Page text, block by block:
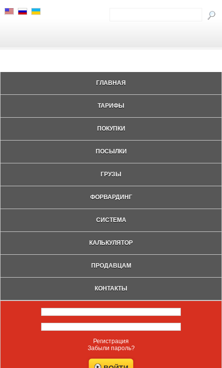
ГЛАВНАЯ
ТАРИФЫ
ПОКУПКИ
ПОСЫЛКИ
ГРУЗЫ
ФОРВАРДИНГ
СИСТЕМА
КАЛЬКУЛЯТОР
ПРОДАВЦАМ
КОНТАКТЫ
Регистрация
Забыли пароль?